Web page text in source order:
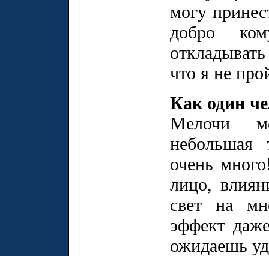
могу
добро
что я не
Как один
Мелочи
небольшая
очень
лицо,
свет на
эффект
ожидаешь